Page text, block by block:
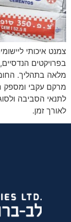
format_underlined הוסף קו
font_download סמן קישורים
צמנט איכותי
בפרויקטים
מלאה בתהליך.
מרקם עקבי ומספק
לתנאי הסביבה
לאורך זמן.